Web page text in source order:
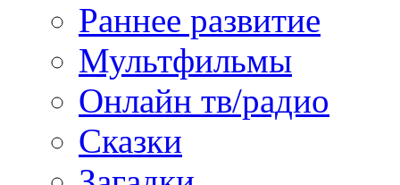
Раннее развитие
Мультфильмы
Онлайн тв/радио
Сказки